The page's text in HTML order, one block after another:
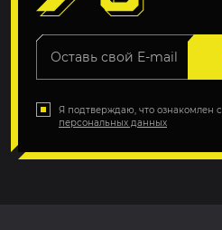
Я подтверждаю, что ознакомлен с
персональных данных